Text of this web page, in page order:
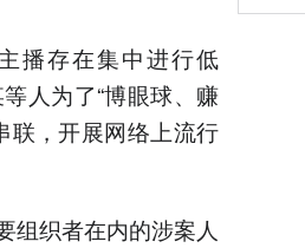
播存在集中进行低
人为了“博眼球、赚
联，开展网络上流行
组织者在内的涉案人